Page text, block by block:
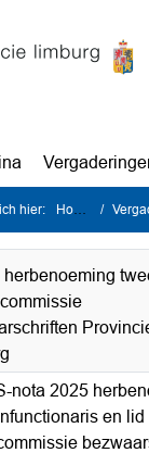
hier: Home
herbenoeming
nota 2025
en lid